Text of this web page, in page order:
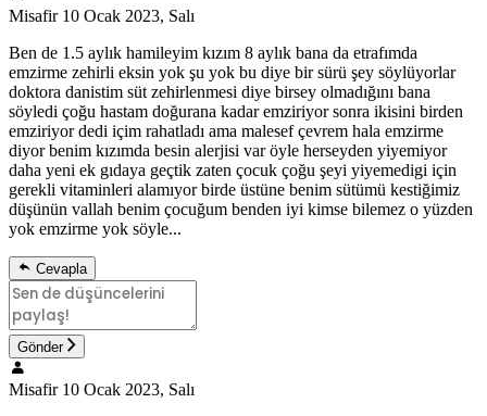
Misafir 10 Ocak 2023, Salı
Ben de 1.5 aylık hamileyim kızım 8 aylık bana da etrafımda
emzirme zehirli eksin yok şu yok bu diye bir sürü şey söylüyorlar
doktora danistim süt zehirlenmesi diye birsey olmadığını bana
söyledi çoğu hastam doğurana kadar emziriyor sonra ikisini birden
emziriyor dedi içim rahatladı ama malesef çevrem hala emzirme
diyor benim kızımda besin alerjisi var öyle herseyden yiyemiyor
daha yeni ek gıdaya geçtik zaten çocuk çoğu şeyi yiyemedigi için
gerekli vitaminleri alamıyor birde üstüne benim sütümü kestiğimiz
düşünün vallah benim çocuğum benden iyi kimse bilemez o yüzden
yok emzirme yok söyle...
Cevapla
Gönder
Misafir 10 Ocak 2023, Salı